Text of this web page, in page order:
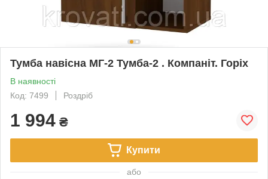
Тумба навісна МГ-2 Тумба-2 . Компаніт. Горіх
В наявності
Код: 7499
Роздріб
1 994 ₴
Купити
або